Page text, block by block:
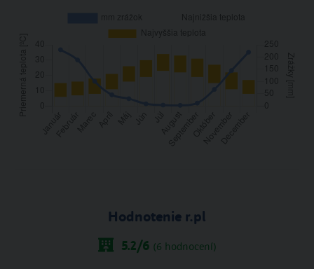
Hodnotenie r.pl
5.2/6 (6 hodnocení)